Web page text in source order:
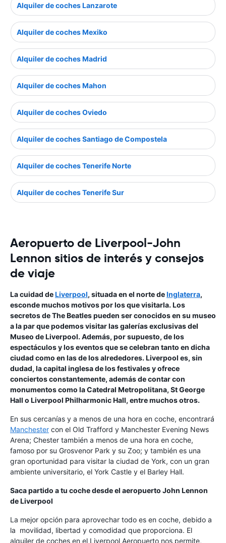
Alquiler de coches Lanzarote
Alquiler de coches Mexiko
Alquiler de coches Madrid
Alquiler de coches Mahon
Alquiler de coches Oviedo
Alquiler de coches Santiago de Compostela
Alquiler de coches Tenerife Norte
Alquiler de coches Tenerife Sur
Aeropuerto de Liverpool-John
Lennon sitios de interés y consejos
de viaje
La cuidad deLiverpool, situada en el norte deInglaterra,
esconde muchos motivos por los que visitarla. Los
secretos de The Beatles pueden ser conocidos en su museo
a la par que podemos visitar las galerías exclusivas del
Museo de Liverpool. Además, por supuesto, de los
espectáculos y los eventos que se celebran tanto en dicha
ciudad como en las de los alrededores. Liverpool es, sin
dudad, la capital inglesa de los festivales y ofrece
conciertos constantemente, además de contar con
monumentos como la Catedral Metropolitana, St George
Hall o Liverpool Philharmonic Hall, entre muchos otros.
En sus cercanías y a menos de una hora en coche, encontrará
Manchester con el Old Trafford y Manchester Evening News
Arena; Chester también a menos de una hora en coche,
famoso por su Grosvenor Park y su Zoo; y también es una
gran oportunidad para visitar la ciudad de York, con un gran
ambiente universitario, el York Castle y el Barley Hall.
Saca partido a tu coche desde el aeropuerto John Lennon
de Liverpool
La mejor opción para aprovechar todo es en coche, debido a
la movilidad, libertad y comodidad que proporciona. El
alquiler de coches en el Liverpool Aeropuerto nos permite,